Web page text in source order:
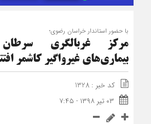
با حضور استاندار خراسان رضوی؛
مرکز غربالگری
بیماری‌های غیرواگیر کاشمر
کد خبر : 1328
۰۳ تیر ۱۳۹۸ - ۷:۴۵